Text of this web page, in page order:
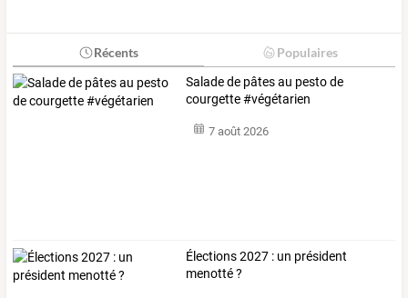
Récents Populaires
Salade de pâtes au pesto de
courgette #végétarien
7 août 2026
Élections 2027 : un président
menotté ?